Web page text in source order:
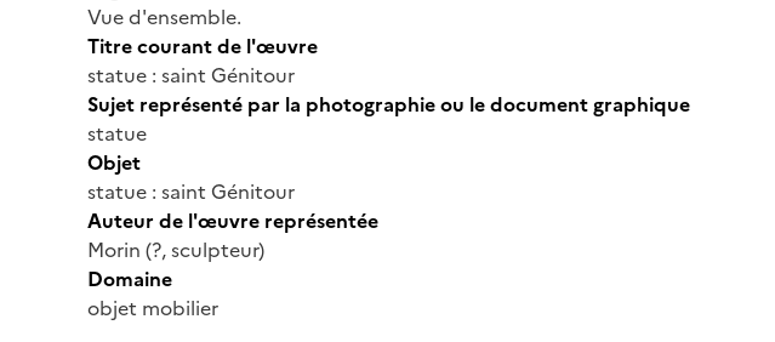
Vue d'ensemble.
Titre courant de l'œuvre
statue : saint Génitour
Sujet représenté par la photographie ou le document graphique
statue
Objet
statue : saint Génitour
Auteur de l'œuvre représentée
Morin (?, sculpteur)
Domaine
objet mobilier